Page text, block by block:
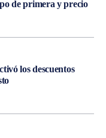
de primera y precio
los descuentos